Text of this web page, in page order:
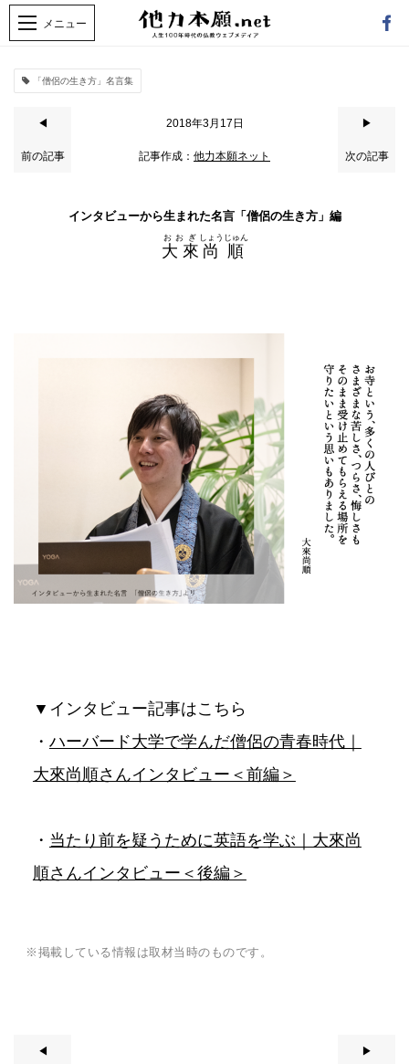
「僧侶の生き方」名言集
◀
前の記事
2018年3月17日
記事作成： 他力本願ネット
▶
次の記事
インタビューから生まれた名言「僧侶の生き方」編
大 來
おおぎ
尚順
しょうじゅん
▼インタビュー記事はこちら
・ ハーバード大学で学んだ僧侶の青春時代｜
大來尚順さんインタビュー＜前編＞
・ 当たり前を疑うために英語を学ぶ｜大來尚
順さんインタビュー＜後編＞
※掲載している情報は取材当時のものです。
◀ ▶